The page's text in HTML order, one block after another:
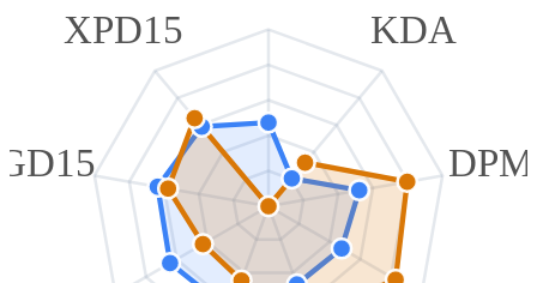
KDA
DPM
XPD15